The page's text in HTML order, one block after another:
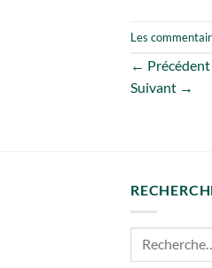
Les
← Précédent
Suivant →